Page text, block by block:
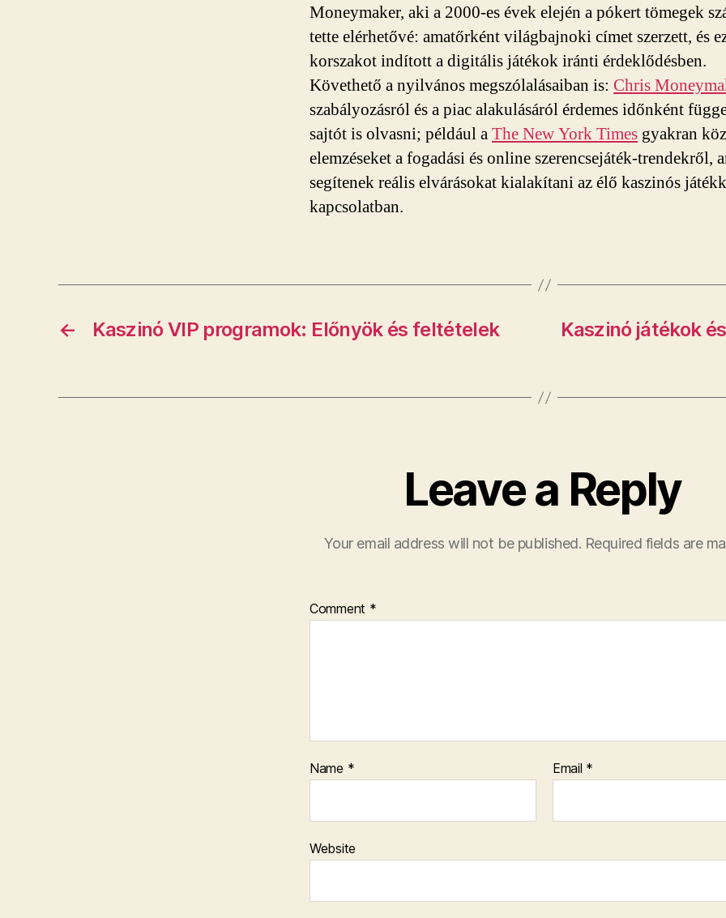
Moneymaker, aki a 2000-es évek elején a pókert tömegek
tette elérhetővé: amatőrként világbajnoki címet szerzett, és
korszakot indított a digitális játékok iránti érdeklődésben.
Követhető a nyilvános megszólalásaiban is: Chris
szabályozásról és a piac alakulásáról érdemes időnként
sajtót is olvasni; például aThe New York Times gyakran
elemzéseket a fogadási és online szerencsejáték-trendekről,
segítenek reális elvárásokat kialakítani az élő kaszinós
kapcsolatban.
← Kaszinó VIP programok: Előnyök és feltételek Kaszinó játékok
Leave a Reply
Your email address will not be published. Required fields are
Comment *
Name * Email *
Website